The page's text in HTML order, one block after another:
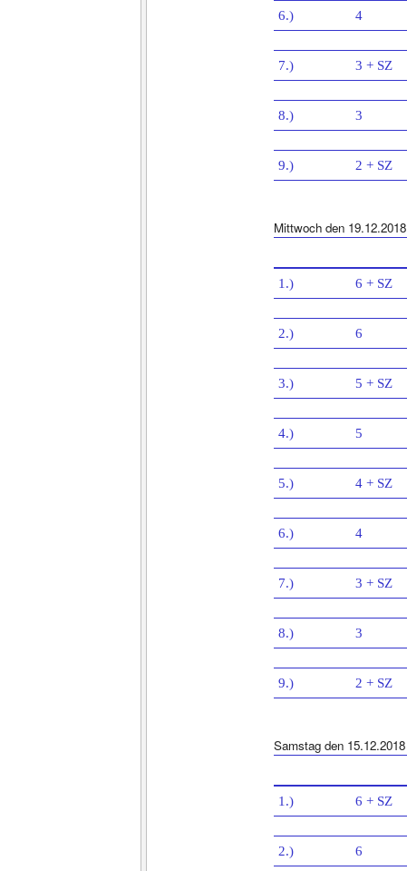
6.) 4
7.) 3 + SZ
8.) 3
9.) 2 + SZ
Mittwoch den 19.12.2018
1.) 6 + SZ
2.) 6
3.) 5 + SZ
4.) 5
5.) 4 + SZ
6.) 4
7.) 3 + SZ
8.) 3
9.) 2 + SZ
Samstag den 15.12.2018
1.) 6 + SZ
2.) 6